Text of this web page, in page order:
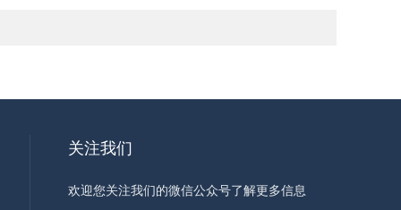
关注我们
欢迎您关注我们的微信公众号了解更多信息